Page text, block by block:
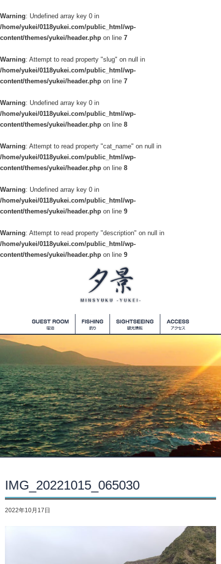
Warning: Undefined array key 0 in
/home/yukei/0118yukei.com/public_html/wp-
content/themes/yukei/header.php on line 7
Warning: Attempt to read property "slug" on null in
/home/yukei/0118yukei.com/public_html/wp-
content/themes/yukei/header.php on line 7
Warning: Undefined array key 0 in
/home/yukei/0118yukei.com/public_html/wp-
content/themes/yukei/header.php on line 8
Warning: Attempt to read property "cat_name" on null in
/home/yukei/0118yukei.com/public_html/wp-
content/themes/yukei/header.php on line 8
Warning: Undefined array key 0 in
/home/yukei/0118yukei.com/public_html/wp-
content/themes/yukei/header.php on line 9
Warning: Attempt to read property "description" on null in
/home/yukei/0118yukei.com/public_html/wp-
content/themes/yukei/header.php on line 9
IMG_20221015_065030
2022年10月17日